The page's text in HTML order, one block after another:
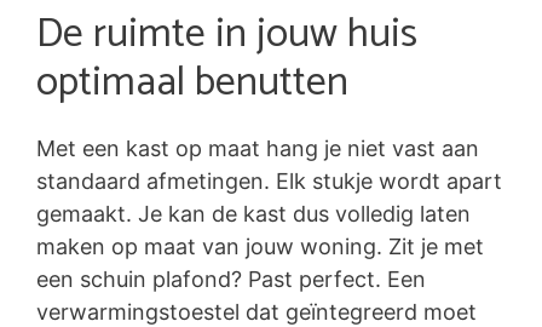
De ruimte in jouw huis
optimaal benutten
Met een kast op maat hang je niet vast aan
standaard afmetingen. Elk stukje wordt apart
gemaakt. Je kan de kast dus volledig laten
maken op maat van jouw woning. Zit je met
een schuin plafond? Past perfect. Een
verwarmingstoestel dat geïntegreerd moet